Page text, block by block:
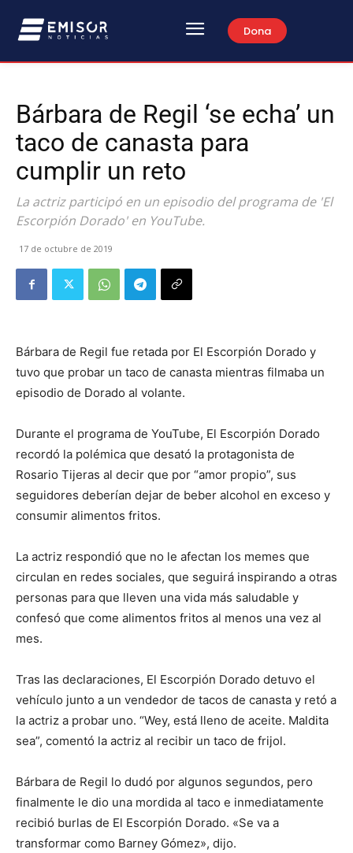
Dona
Bárbara de Regil ‘se echa’ un
taco de canasta para
cumplir un reto
La actriz participó en un episodio del programa de 'El
Escorpión Dorado' en YouTube.
17 de octubre de 2019
Bárbara de Regil fue retada por El Escorpión Dorado y
tuvo que probar un taco de canasta mientras filmaba un
episodio de Dorado al volante.
Durante el programa de YouTube, El Escorpión Dorado
recordó la polémica que desató la protagonista de
Rosario Tijeras al decir que por “amor propio”, sus
seguidores deberían dejar de beber alcohol en exceso y
consumir alimentos fritos.
La actriz respondió que no le afectan los memes que
circulan en redes sociales, que seguirá inspirando a otras
personas para que lleven una vida más saludable y
confesó que come alimentos fritos al menos una vez al
mes.
Tras las declaraciones, El Escorpión Dorado detuvo el
vehículo junto a un vendedor de tacos de canasta y retó a
la actriz a probar uno. “Wey, está lleno de aceite. Maldita
sea”, comentó la actriz al recibir un taco de frijol.
Bárbara de Regil lo dudó por algunos segundos, pero
finalmente le dio una mordida al taco e inmediatamente
recibió burlas de El Escorpión Dorado. «Se va a
transformar como Barney Gómez», dijo.